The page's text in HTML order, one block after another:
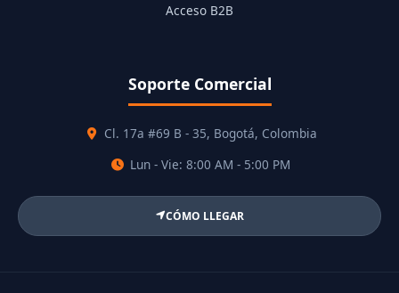
Acceso B2B
Soporte Comercial
Cl. 17a #69 B - 35, Bogotá, Colombia
Lun - Vie: 8:00 AM - 5:00 PM
CÓMO LLEGAR